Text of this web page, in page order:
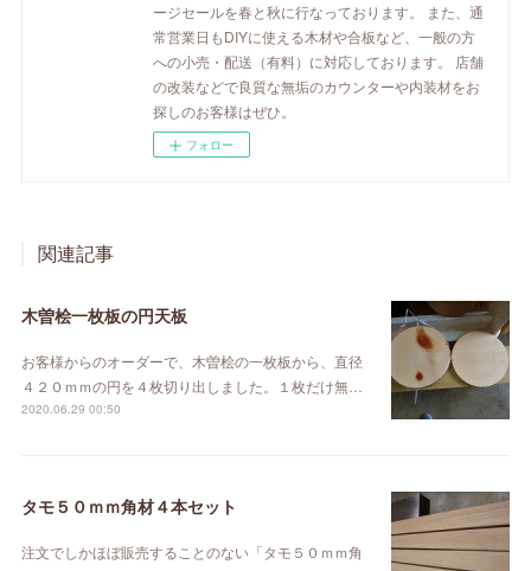
ージセールを春と秋に行なっております。 また、通
常営業日もDIYに使える木材や合板など、一般の方
への小売・配送（有料）に対応しております。 店舗
の改装などで良質な無垢のカウンターや内装材をお
探しのお客様はぜひ。
フォロー
関連記事
木曽桧一枚板の円天板
お客様からのオーダーで、木曽桧の一枚板から、直径
４２０ｍｍの円を４枚切り出しました。１枚だけ無…
2020.06.29 00:50
タモ５０ｍｍ角材４本セット
注文でしかほぼ販売することのない「タモ５０ｍｍ角